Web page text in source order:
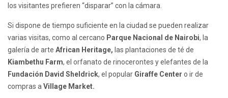
los visitantes prefieren “disparar” con la cámara.
Si dispone de tiempo suficiente en la ciudad se pueden realizar
varias visitas, como al cercano Parque Nacional de Nairobi, la
galería de arte African Heritage, las plantaciones de té de
Kiambethu Farm, el orfanato de rinocerontes y elefantes de la
Fundación David Sheldrick, el popular Giraffe Center o ir de
compras aVillage Market.